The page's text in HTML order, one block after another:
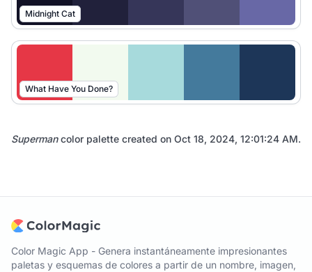
Midnight Cat
What Have You Done?
Supermancolor palette created on Oct 18, 2024, 12:01:24 AM.
Color Magic App - Genera instantáneamente impresionantes
paletas y esquemas de colores a partir de un nombre, imagen,